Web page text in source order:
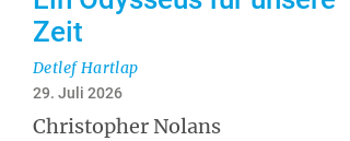
Zeit
Detlef Hartlap
29. Juli 2026
Christopher Nolans